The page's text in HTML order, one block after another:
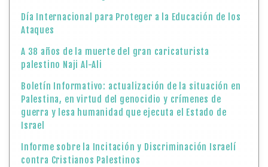
Día Internacional para Proteger a la Educación de los
Ataques
A 38 años de la muerte del gran caricaturista
palestino Naji Al-Ali
Boletín Informativo: actualización de la situación en
Palestina, en virtud del genocidio y crímenes de
guerra y lesa humanidad que ejecuta el Estado de
Israel
Informe sobre la Incitación y Discriminación Israelí
contra Cristianos Palestinos